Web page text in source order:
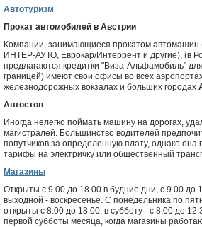
Автотуризм
Прокат автомобилей в Австрии
Компании, занимающиеся прокатом
ИНТЕР-АУТО, Еврокар/Интеррент и другие), (в
предлагаются кредитки "Виза-Альфамобиль"
границей) имеют свои офисы во всех
железнодорожных вокзалах и больших городах
Автостоп
Иногда нелегко поймать машину на дорогах,
магистралей. Большинство водителей
попутчиков за определенную плату, однако она
тарифы на электричку или общественный
Магазины
Открыты с 9.00 до 18.00 в будние дни, с 9.00 до
выходной - воскресенье. С понедельника по
открыты с 8.00 до 18.00, в субботу - с 8.00 до
первой субботы месяца, когда магазины